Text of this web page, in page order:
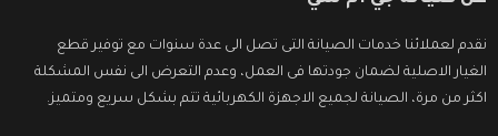
نقدم لعملائنا خدمات الصيانة التى تصل الى عدة سنوات مع توفير قطع
الغيار الاصلية لضمان جودتها فى العمل، وعدم التعرض الى نفس المشكلة
اكثر من مرة، الصيانة لجميع الاجهزة الكهربائية تتم بشكل سريع ومتميز.